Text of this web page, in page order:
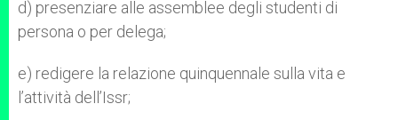
d) presenziare alle assemblee degli studenti di
persona o per delega;
e) redigere la relazione quinquennale sulla vita e
l’attività dell’Issr;